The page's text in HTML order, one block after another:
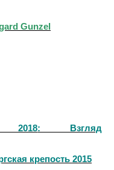
Gunzel
2018: Взгляд
крепость 2015